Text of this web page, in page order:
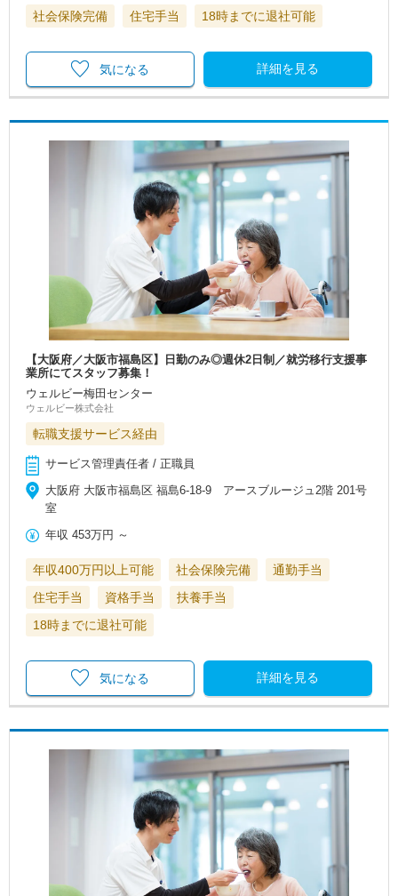
社会保険完備 住宅手当 18時までに退社可能
詳細を見る
気になる
【大阪府／大阪市福島区】日勤のみ◎週休2日制／就労移行支援事
業所にてスタッフ募集！
ウェルビー梅田センター
ウェルビー株式会社
転職支援サービス経由
サービス管理責任者 / 正職員
大阪府 大阪市福島区 福島6-18-9 アースブルージュ2階 201号
室
年収 453万円 ～
年収400万円以上可能 社会保険完備
通勤手当
住宅手当
資格手当
扶養手当
18時までに退社可能
詳細を見る
気になる